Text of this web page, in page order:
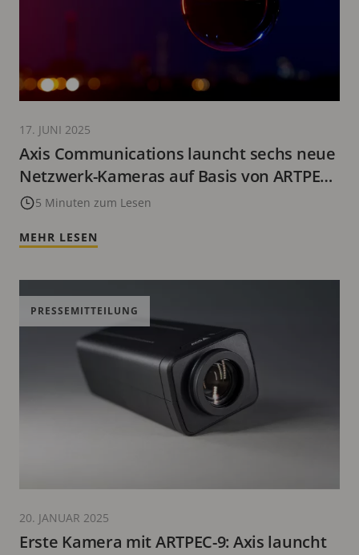
Axis Communications launcht sechs neue
Netzwerk-Kameras auf Basis von ARTPEC-
9 System-on-Chip
5 Minuten zum Lesen
17. JUNI 2025
MEHR LESEN
Erste Kamera mit ARTPEC-9: Axis launcht
PRESSEMITTEILUNG
20. JANUAR 2025